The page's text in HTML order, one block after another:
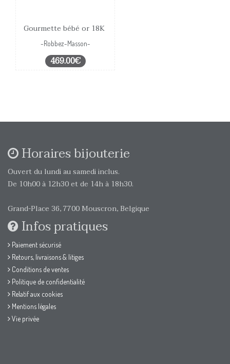
Gourmette bébé or 18K
-Robbez-Masson-
469.00€
Horaires bijouterie
Ouvert du lundi au samedi inclus.
De 10h00 à 12h30 et de 14h à 18h30.
Grand-Place 36, 7700 Mouscron, Belgique
Infos pratiques
Paiement sécurisé
Retours, livraisons & litiges
Conditions de ventes
Politique de confidentialité
Relatif aux cookies
Mentions légales
Vie privée